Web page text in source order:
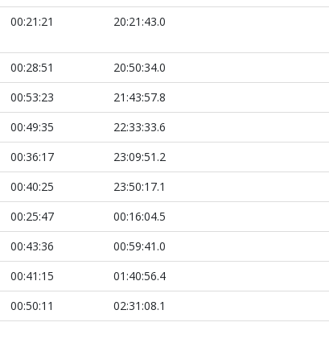
00:21:21 20:21:43.0
00:28:51
20:50:34.0
00:53:23
21:43:57.8
00:49:35
22:33:33.6
00:36:17
23:09:51.2
00:40:25
23:50:17.1
00:25:47
00:16:04.5
00:43:36
00:59:41.0
00:41:15
01:40:56.4
00:50:11 02:31:08.1